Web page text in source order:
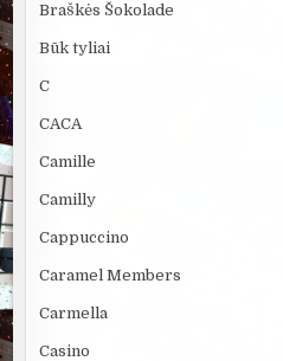
Braškės Šokolade
Būk tyliai
C
CACA
Camille
Camilly
Cappuccino
Caramel Members
Carmella
Casino